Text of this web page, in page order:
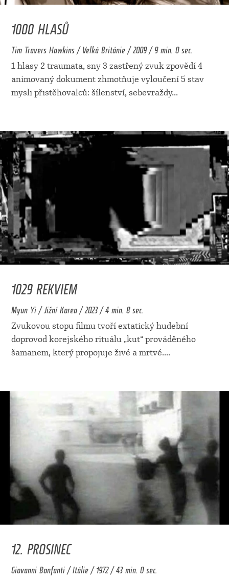
1000 HLASŮ
Tim Travers Hawkins / Velká Británie / 2009 / 9 min. 0 sec.
1 hlasy 2 traumata, sny 3 zastřený zvuk zpovědí 4
animovaný dokument zhmotňuje vyloučení 5 stav
mysli přistěhovalců: šílenství, sebevraždy...
1029 REKVIEM
Myun Yi / Jižní Korea / 2023 / 4 min. 8 sec.
Zvukovou stopu filmu tvoří extatický hudební
doprovod korejského rituálu „kut“ prováděného
šamanem, který propojuje živé a mrtvé....
12. PROSINEC
Giovanni Bonfanti / Itálie / 1972 / 43 min. 0 sec.